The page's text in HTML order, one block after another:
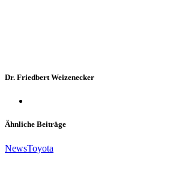
Dr. Friedbert Weizenecker
Ähnliche Beiträge
NewsToyota